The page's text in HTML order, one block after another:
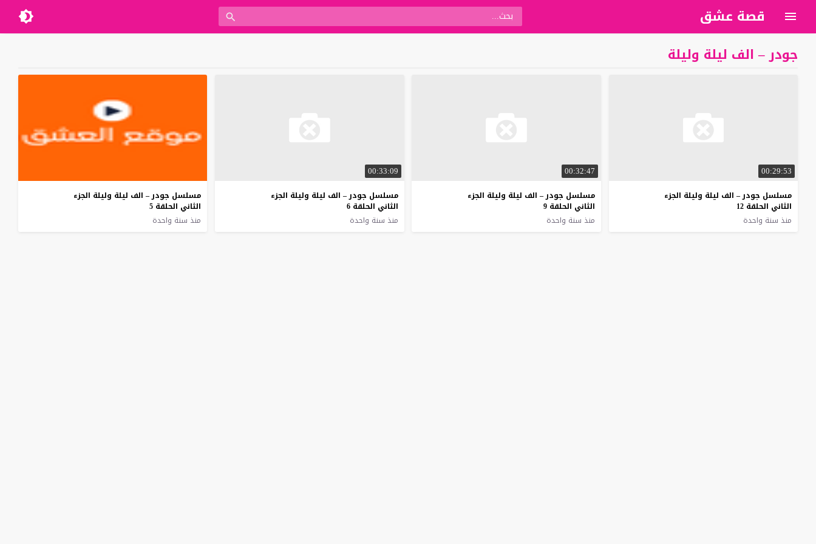
قصة عشق
جودر – الف ليلة وليلة
00:29:53
مسلسل جودر – الف ليلة وليلة الجزء
الثاني الحلقة 12
منذ سنة واحدة
00:32:47
مسلسل جودر – الف ليلة وليلة الجزء
الثاني الحلقة 9
منذ سنة واحدة
00:33:09
مسلسل جودر – الف ليلة وليلة الجزء
الثاني الحلقة 6
منذ سنة واحدة
مسلسل جودر – الف ليلة وليلة الجزء
الثاني الحلقة 5
منذ سنة واحدة